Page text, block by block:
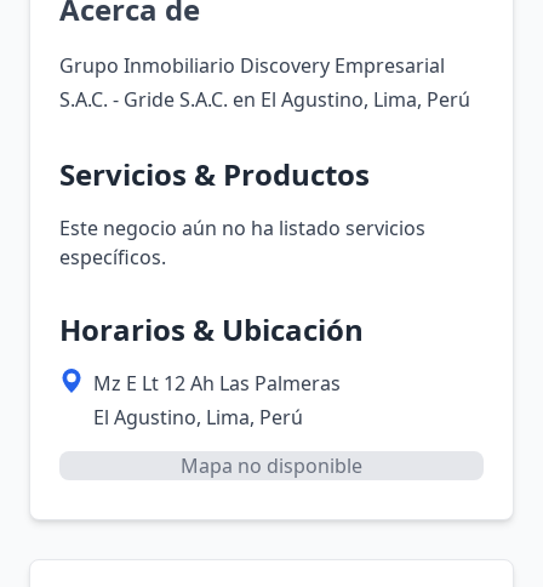
Acerca de
Grupo Inmobiliario Discovery Empresarial
S.A.C. - Gride S.A.C. en El Agustino, Lima, Perú
Servicios & Productos
Este negocio aún no ha listado servicios
específicos.
Horarios & Ubicación
Mz E Lt 12 Ah Las Palmeras
El Agustino, Lima, Perú
Mapa no disponible